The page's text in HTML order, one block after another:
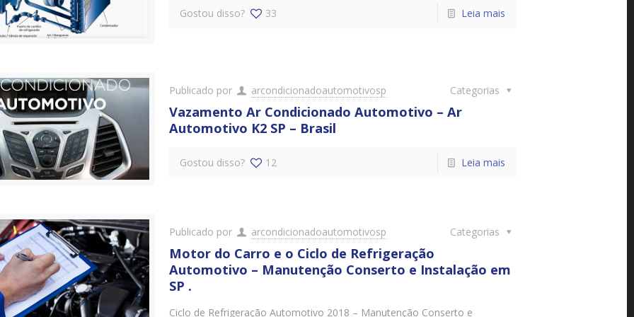
Gostou disso? 33 Leia mais
Publicado por arcondicionadoautomotivosp Categorias
Vazamento Ar Condicionado Automotivo – Ar
Automotivo K2 SP – Brasil
Gostou disso? 12 Leia mais
Publicado por arcondicionadoautomotivosp Categorias
Motor do Carro e o Ciclo de Refrigeração
Automotivo – Manutenção Conserto e Instalação em
SP .
Ciclo de Refrigeração Automotivo 2018 – Manutenção Conserto e